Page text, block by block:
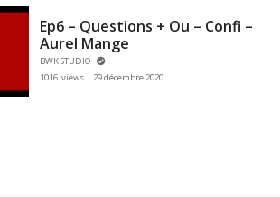
Ep6 – Questions + Ou – Confi –
Aurel Mange
BWK STUDIO
1016 views
29 décembre 2020